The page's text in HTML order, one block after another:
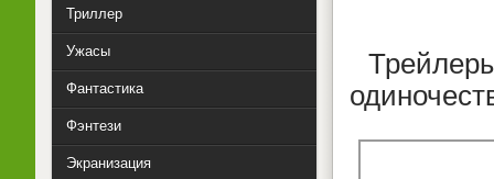
Триллер
Ужасы
Фантастика
Фэнтези
Экранизация